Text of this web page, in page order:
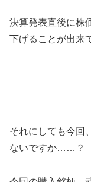
決算発表直後に株
下げることが出来
それにしても今回
ないですか……？